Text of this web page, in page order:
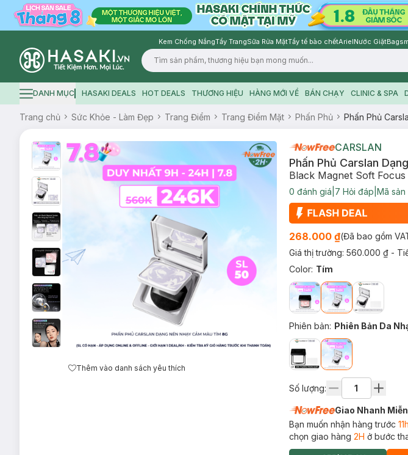
Kem Chống NắngTẩy TrangSữa Rửa MặtTẩy tế bào chếtArielNước Giặt
Logo
Hamburger icon
DANH MỤC HASAKI DEALS HOT DEALS THƯƠNG HIỆU HÀNG MỚI VỀ BÁN CHẠY CLINIC & SPA
Trang chủ Sức Khỏe - Làm Đẹp Trang Điểm Trang Điểm Mặt Phấn Phủ Phấn Phủ
Thêm vào danh sách yêu thích
CARSLAN
Phấn Phủ Carslan
Black Magnet Soft
0 đánh giá 7 Hỏi đáp Mã sản
268.000 ₫(Đã bao gồm
Giá thị trường: 560.000 ₫ -
Color: Tím
Phiên bản: Phiên Bản Da
Số lượng:
Giao Nhanh
Bạn muốn nhận hàng trước 11h
chọn giao hàng 2H ở bước